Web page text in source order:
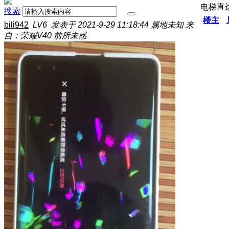
搜索 电梯直
楼主
bili942 LV6 发表于 2021-9-29 11:18:44 属地未知 来
自：荣耀V40 前所未感